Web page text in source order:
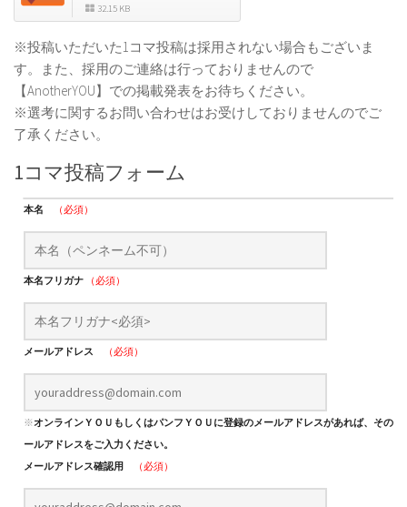
32.15 KB
※投稿いただいた1コマ投稿は採用されない場合もございま
す。また、採用のご連絡は行っておりませんので
【AnotherYOU】での掲載発表をお待ちください。
※選考に関するお問い合わせはお受けしておりませんのでご
了承ください。
1コマ投稿フォーム
本名 （必須）
本名フリガナ （必須）
メールアドレス （必須）
※オンラインＹＯＵもしくはパンフＹＯＵに登録のメールアドレスがあれば、そのメ
ールアドレスをご入力ください。
メールアドレス確認用
（必須）